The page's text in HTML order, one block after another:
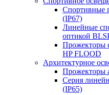
Спортивные
(IP67)
Линейные
оптикой
Прожекторы
HP FLOOD
Архитектурное
Прожекторы
Серия
(IP65)